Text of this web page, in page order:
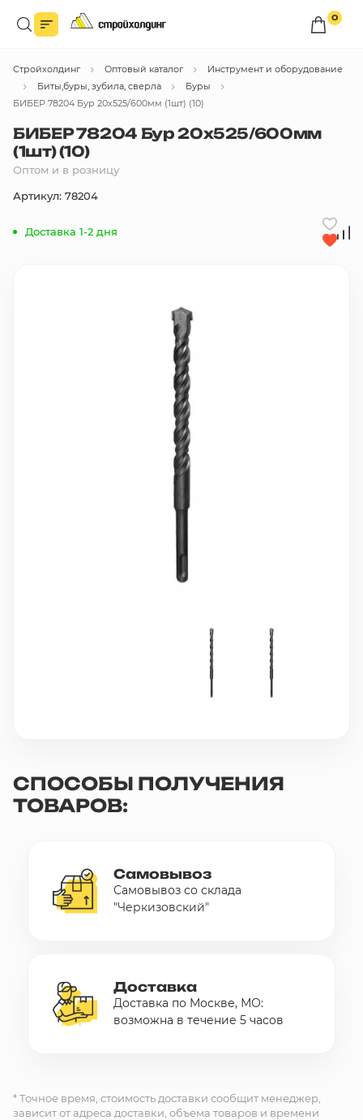
0
Войдите в личный кабинет
Вы сможете оформлять заказы по оптовым ценам.
Каталог товаров
10 000 ₽
Минимальный заказ
Все бренды
Стройхолдинг Оптовый каталог
Инструмент и оборудование
Биты,буры, зубила, сверла
Буры
БИБЕР 78204 Бур 20х525/600мм (1шт) (10)
БИБЕР 78204 Бур 20х525/600мм
(1шт) (10)
Оптом и в розницу
Артикул: 78204
Доставка 1-2 дня
СПОСОБЫ ПОЛУЧЕНИЯ
ТОВАРОВ:
Самовывоз
Самовывоз со склада
"Черкизовский"
Доставка
Доставка по Москве, МО:
возможна в течение 5 часов
* Точное время, стоимость доставки сообщит менеджер,
зависит от адреса доставки, объема товаров и времени